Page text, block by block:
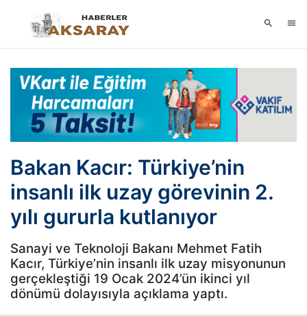
Bakan Kacır: Türkiye’nin
insanlı ilk uzay görevinin 2.
yılı gururla kutlanıyor
Sanayi ve Teknoloji Bakanı Mehmet Fatih
Kacır, Türkiye’nin insanlı ilk uzay misyonunun
gerçekleştiği 19 Ocak 2024’ün ikinci yıl
dönümü dolayısıyla açıklama yaptı.